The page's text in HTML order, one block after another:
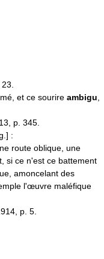
et ce sourire ambigu
p. 345.
:
route oblique, une
si ce n'est ce battement
amoncelant des
l'œuvre maléfique
p. 5.